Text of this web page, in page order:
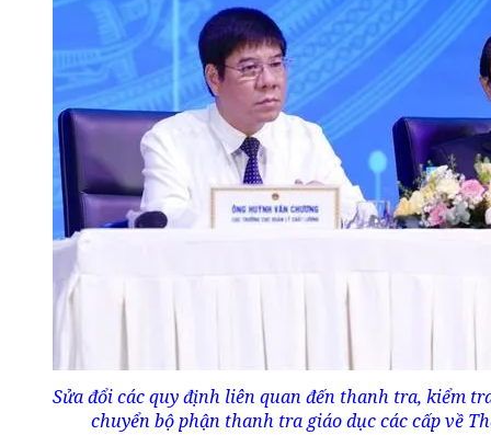
Sửa đổi các quy định liên quan đến thanh tra, kiểm
chuyển bộ phận thanh tra giáo dục các cấp về